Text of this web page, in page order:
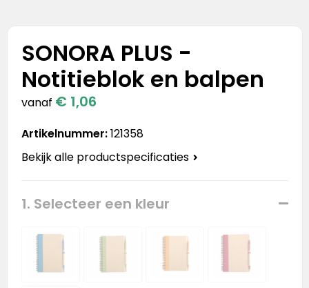
Tap Out
Tony's Chocolonely
SONORA PLUS -
Notitieblok en balpen
vanaf € 1,06
Artikelnummer:121358
Bekijk alle productspecificaties
1. Selecteer een kleur